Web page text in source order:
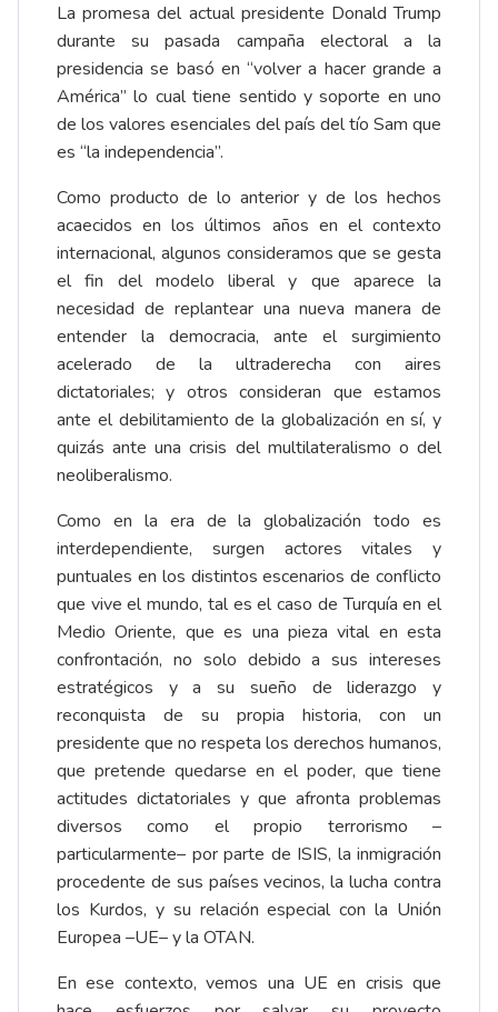
La promesa del actual presidente Donald Trump
durante su pasada campaña electoral a la
presidencia se basó en “volver a hacer grande a
América” lo cual tiene sentido y soporte en uno
de los valores esenciales del país del tío Sam que
es “la independencia”.
Como producto de lo anterior y de los hechos
acaecidos en los últimos años en el contexto
internacional, algunos consideramos que se gesta
el fin del modelo liberal y que aparece la
necesidad de replantear una nueva manera de
entender la democracia, ante el surgimiento
acelerado de la ultraderecha con aires
dictatoriales; y otros consideran que estamos
ante el debilitamiento de la globalización en sí, y
quizás ante una crisis del multilateralismo o del
neoliberalismo.
Como en la era de la globalización todo es
interdependiente, surgen actores vitales y
puntuales en los distintos escenarios de conflicto
que vive el mundo, tal es el caso de Turquía en el
Medio Oriente, que es una pieza vital en esta
confrontación, no solo debido a sus intereses
estratégicos y a su sueño de liderazgo y
reconquista de su propia historia, con un
presidente que no respeta los derechos humanos,
que pretende quedarse en el poder, que tiene
actitudes dictatoriales y que afronta problemas
diversos como el propio terrorismo –
particularmente– por parte de ISIS, la inmigración
procedente de sus países vecinos, la lucha contra
los Kurdos, y su relación especial con la Unión
Europea –UE– y la OTAN.
En ese contexto, vemos una UE en crisis que